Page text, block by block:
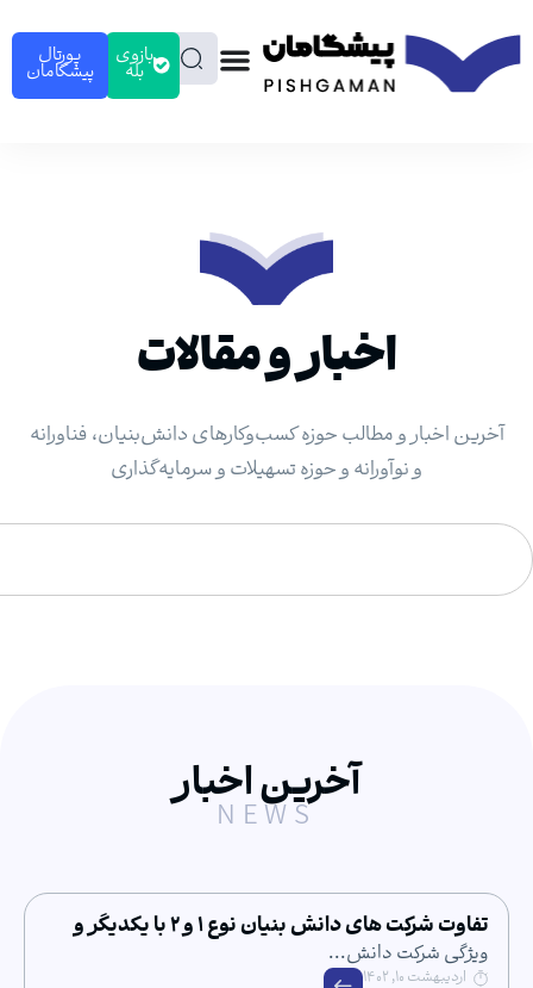
بازوی
بله
پورتال
پیشگامان
اخبار و مقالات
و مطالب حوزه کسب‌وکارهای دانش‌بنیان، فناورانه
و نوآورانه و حوزه تسهیلات و سرمایه‌گذاری
آخرین اخبار
تفاوت شرکت های دانش بنیان نوع ۱ و ۲ با یکدیگر و
هادانش...